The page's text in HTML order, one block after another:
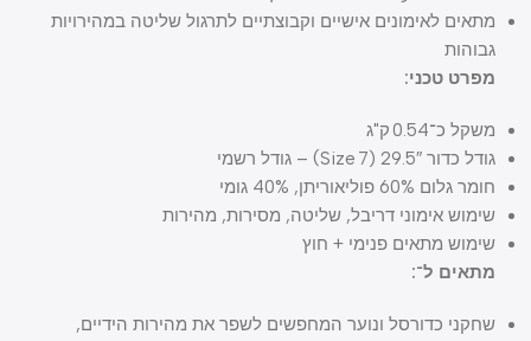
מתאים לאימונים אישיים וקבוצתיים לתרגול שליטה במהירויות
גבוהות
מפרט טכני:
משקל כ־0.54 ק"ג
גודל כדור 29.5″ (Size 7) – גודל רשמי
חומר גלום 60% פוליאוריתן, 40% גומי
שימוש אימוני דריבל, שליטה, מסירות, מהירות
שימוש מתאים פנימי + חוץ
מתאים ל־:
שחקני כדורסל ונוער המחפשים לשפר את מהירות הידיים,